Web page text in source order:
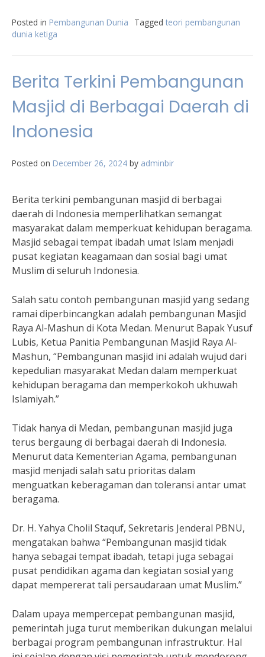
Posted in Pembangunan Dunia Tagged teori pembangunan
dunia ketiga
Berita Terkini Pembangunan
Masjid di Berbagai Daerah di
Indonesia
Posted on December 26, 2024 by adminbir
Berita terkini pembangunan masjid di berbagai
daerah di Indonesia memperlihatkan semangat
masyarakat dalam memperkuat kehidupan beragama.
Masjid sebagai tempat ibadah umat Islam menjadi
pusat kegiatan keagamaan dan sosial bagi umat
Muslim di seluruh Indonesia.
Salah satu contoh pembangunan masjid yang sedang
ramai diperbincangkan adalah pembangunan Masjid
Raya Al-Mashun di Kota Medan. Menurut Bapak Yusuf
Lubis, Ketua Panitia Pembangunan Masjid Raya Al-
Mashun, “Pembangunan masjid ini adalah wujud dari
kepedulian masyarakat Medan dalam memperkuat
kehidupan beragama dan memperkokoh ukhuwah
Islamiyah.”
Tidak hanya di Medan, pembangunan masjid juga
terus bergaung di berbagai daerah di Indonesia.
Menurut data Kementerian Agama, pembangunan
masjid menjadi salah satu prioritas dalam
menguatkan keberagaman dan toleransi antar umat
beragama.
Dr. H. Yahya Cholil Staquf, Sekretaris Jenderal PBNU,
mengatakan bahwa “Pembangunan masjid tidak
hanya sebagai tempat ibadah, tetapi juga sebagai
pusat pendidikan agama dan kegiatan sosial yang
dapat mempererat tali persaudaraan umat Muslim.”
Dalam upaya mempercepat pembangunan masjid,
pemerintah juga turut memberikan dukungan melalui
berbagai program pembangunan infrastruktur. Hal